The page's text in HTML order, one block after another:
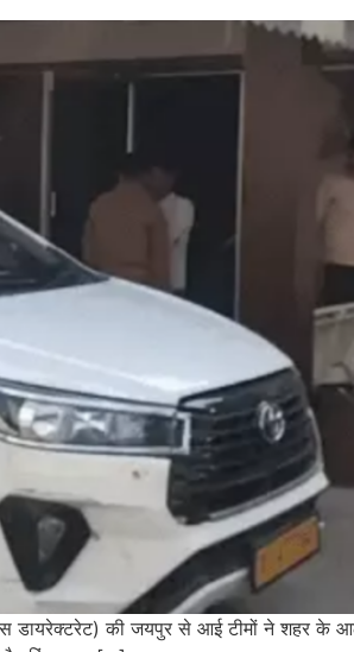
डायरेक्टरेट) की जयपुर से आई टीमों ने शहर के